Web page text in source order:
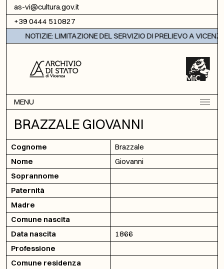
Vai al contenuto
as-vi@cultura.gov.it
+39 0444 510827
NOTIZIE: LIMITAZIONE DEL SERVIZIO DI PRELIEVO A VICENZA
MENU
BRAZZALE GIOVANNI
Cognome
Brazzale
Nome
Giovanni
Soprannome
Paternità
Madre
Comune nascita
Data nascita
1866
Professione
Comune residenza